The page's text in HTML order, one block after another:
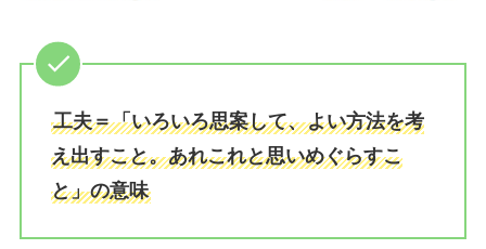
工夫＝「いろいろ思案して、よい方法を考
え出すこと。あれこれと思いめぐらすこ
と」の意味